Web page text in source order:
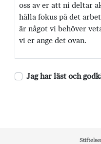
oss av er att ni deltar
hålla fokus på det
är något vi behöver
vi er ange det ovan.
Jag har läst och